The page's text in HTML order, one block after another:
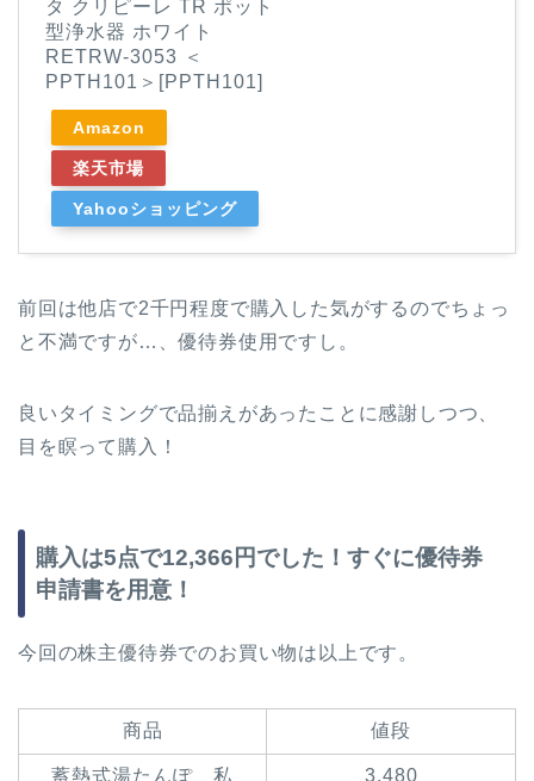
タ クリピーレ TR ポット
型浄水器 ホワイト
RETRW-3053 ＜
PPTH101＞[PPTH101]
Amazon
楽天市場
Yahooショッピング
前回は他店で2千円程度で購入した気がするのでちょっ
と不満ですが…、優待券使用ですし。
良いタイミングで品揃えがあったことに感謝しつつ、
目を瞑って購入！
購入は5点で12,366円でした！すぐに優待券
申請書を用意！
今回の株主優待券でのお買い物は以上です。
商品 値段
蓄熱式湯たんぽ 私 3,480